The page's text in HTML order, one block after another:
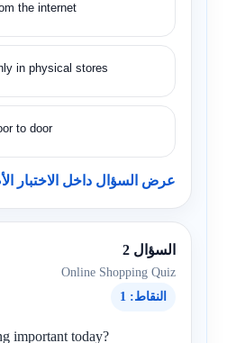
the internet
in physical stores
to door
عرض السؤال داخل الاختبار
السؤال 2
Online Shopping Quiz
النقاط: 1
important today?